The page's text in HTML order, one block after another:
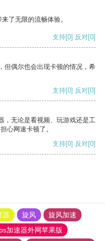
了无限的流畅体验。
支持[0] 反对[0]
但偶尔也会出现卡顿的情况，希
支持[0] 反对[0]
，无论是看视频、玩游戏还是工
心网速卡顿了。
支持[0] 反对[0]
器 旋风
旋风加速
加速器外网苹果版